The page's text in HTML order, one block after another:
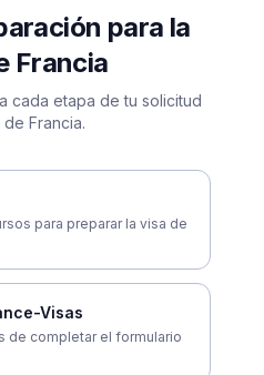
para la
Francia
cada etapa de tu solicitud
Francia.
para preparar la visa de
Visas
de completar el formulario